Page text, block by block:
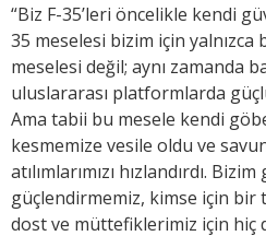
“Biz F-35’leri öncelikle kendi
35 meselesi bizim için
meselesi değil; aynı zamanda
uluslararası platformlarda
Ama tabii bu mesele kendi
kesmemize vesile oldu ve
atılımlarımızı hızlandırdı.
güçlendirmemiz, kimse için bir
dost ve müttefiklerimiz için hiç